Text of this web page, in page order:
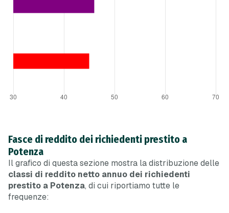
Fasce di reddito dei richiedenti prestito a
Potenza
Il grafico di questa sezione mostra la distribuzione delle
classi di reddito netto annuo dei richiedenti
prestito a Potenza, di cui riportiamo tutte le
frequenze: